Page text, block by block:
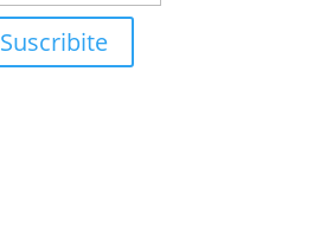
Suscribite